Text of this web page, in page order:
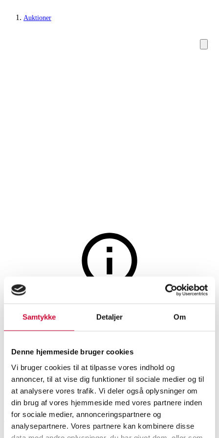
Samtykke Detaljer Om
Denne hjemmeside bruger cookies
Vi bruger cookies til at tilpasse vores indhold og
annoncer, til at vise dig funktioner til sociale medier og til
at analysere vores trafik. Vi deler også oplysninger om
din brug af vores hjemmeside med vores partnere inden
for sociale medier, annonceringspartnere og
analysepartnere. Vores partnere kan kombinere disse
Auktioner
Ringe
Jan Jørgensen solitairering
kt. guld, str. 61
SHOWROOM
Aarhus
VURDERING
DKK 2.400
VARENUMMER
6372495
Momsvare